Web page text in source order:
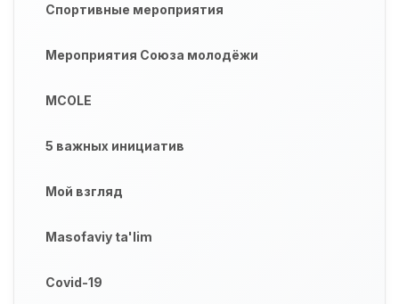
Спортивные мероприятия
Мероприятия Союза молодёжи
MCOLE
5 важных инициатив
Мой взгляд
Masofaviy ta'lim
Covid-19